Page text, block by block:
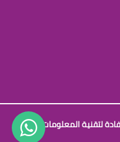
لتقنية المعلومات